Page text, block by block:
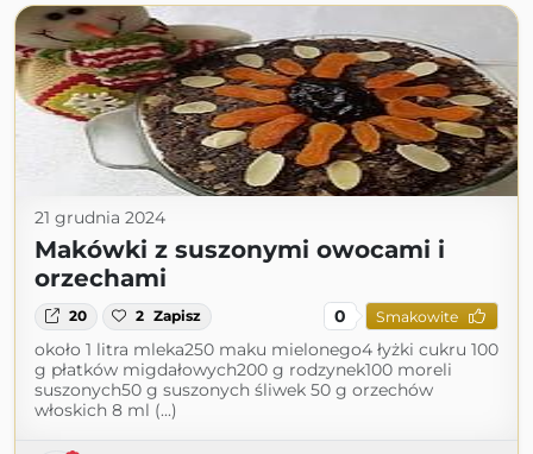
21 grudnia 2024
Makówki z suszonymi owocami i
orzechami
20 2 Zapisz 0 Smakowite
około 1 litra mleka250 maku mielonego4 łyżki cukru 100
g płatków migdałowych200 g rodzynek100 moreli
suszonych50 g suszonych śliwek 50 g orzechów
włoskich 8 ml (...)